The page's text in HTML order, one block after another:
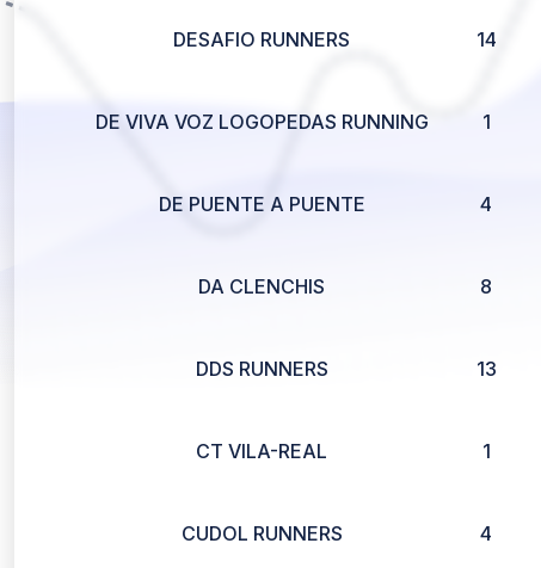
DESAFIO RUNNERS 14
DE VIVA VOZ LOGOPEDAS RUNNING 1
DE PUENTE A PUENTE 4
DA CLENCHIS 8
DDS RUNNERS 13
CT VILA-REAL 1
CUDOL RUNNERS 4